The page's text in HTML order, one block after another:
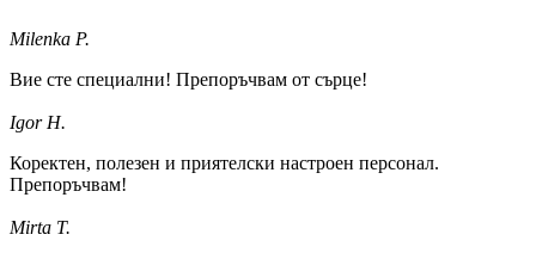
Milenka P.
Вие сте специални! Препоръчвам от сърце!
Igor H.
Коректен, полезен и приятелски настроен персонал.
Препоръчвам!
Mirta T.